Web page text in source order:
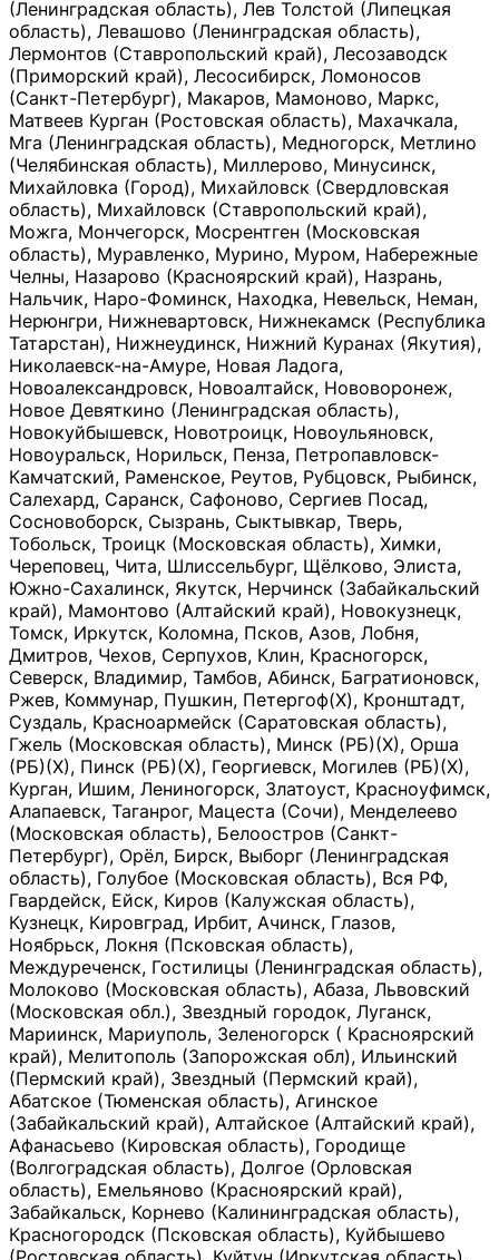
(Ленинградская область), Лев Толстой (Липецкая
область), Левашово (Ленинградская область),
Лермонтов (Ставропольский край), Лесозаводск
(Приморский край), Лесосибирск, Ломоносов
(Санкт-Петербург), Макаров, Мамоново, Маркс,
Матвеев Курган (Ростовская область), Махачкала,
Мга (Ленинградская область), Медногорск, Метлино
(Челябинская область), Миллерово, Минусинск,
Михайловка (Город), Михайловск (Свердловская
область), Михайловск (Ставропольский край),
Можга, Мончегорск, Мосрентген (Московская
область), Муравленко, Мурино, Муром, Набережные
Челны, Назарово (Красноярский край), Назрань,
Нальчик, Наро-Фоминск, Находка, Невельск, Неман,
Нерюнгри, Нижневартовск, Нижнекамск (Республика
Татарстан), Нижнеудинск, Нижний Куранах (Якутия),
Николаевск-на-Амуре, Новая Ладога,
Новоалександровск, Новоалтайск, Нововоронеж,
Новое Девяткино (Ленинградская область),
Новокуйбышевск, Новотроицк, Новоульяновск,
Новоуральск, Норильск, Пенза, Петропавловск-
Камчатский, Раменское, Реутов, Рубцовск, Рыбинск,
Салехард, Саранск, Сафоново, Сергиев Посад,
Сосновоборск, Сызрань, Сыктывкар, Тверь,
Тобольск, Троицк (Московская область), Химки,
Череповец, Чита, Шлиссельбург, Щёлково, Элиста,
Южно-Сахалинск, Якутск, Нерчинск (Забайкальский
край), Мамонтово (Алтайский край), Новокузнецк,
Томск, Иркутск, Коломна, Псков, Азов, Лобня,
Дмитров, Чехов, Серпухов, Клин, Красногорск,
Северск, Владимир, Тамбов, Абинск, Багратионовск,
Ржев, Коммунар, Пушкин, Петергоф(Х), Кронштадт,
Суздаль, Красноармейск (Саратовская область),
Гжель (Московская область), Минск (РБ)(Х), Орша
(РБ)(Х), Пинск (РБ)(Х), Георгиевск, Могилев (РБ)(Х),
Курган, Ишим, Лениногорск, Златоуст, Красноуфимск,
Алапаевск, Таганрог, Мацеста (Сочи), Менделеево
(Московская область), Белоостров (Санкт-
Петербург), Орёл, Бирск, Выборг (Ленинградская
область), Голубое (Московская область), Вся РФ,
Гвардейск, Ейск, Киров (Калужская область),
Кузнецк, Кировград, Ирбит, Ачинск, Глазов,
Ноябрьск, Локня (Псковская область),
Междуреченск, Гостилицы (Ленинградская область),
Молоково (Московская область), Абаза, Львовский
(Московская обл.), Звездный городок, Луганск,
Мариинск, Мариуполь, Зеленогорск ( Красноярский
край), Мелитополь (Запорожская обл), Ильинский
(Пермский край), Звездный (Пермский край),
Абатское (Тюменская область), Агинское
(Забайкальский край), Алтайское (Алтайский край),
Афанасьево (Кировская область), Городище
(Волгоградская область), Долгое (Орловская
область), Емельяново (Красноярский край),
Забайкальск, Корнево (Калининградская область),
Красногородск (Псковская область), Куйбышево